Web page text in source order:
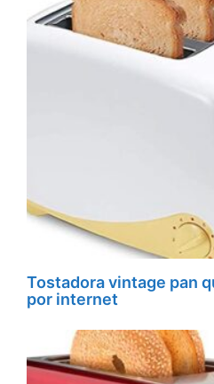
Tostadora vintage pan
por internet